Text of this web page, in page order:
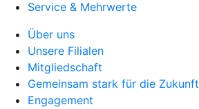
Service & Mehrwerte
Über uns
Unsere Filialen
Mitgliedschaft
Gemeinsam stark für die Zukunft
Engagement